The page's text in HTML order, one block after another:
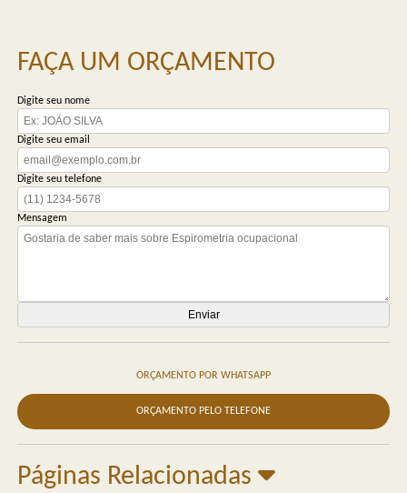
FAÇA UM ORÇAMENTO
Digite seu nome
Digite seu email
Digite seu telefone
Mensagem
ORÇAMENTO POR WHATSAPP
ORÇAMENTO PELO TELEFONE
Páginas Relacionadas